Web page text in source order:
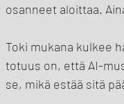
osanneet aloittaa.
Toki mukana kulkee
totuus on, että AI-
se, mikä estää sitä